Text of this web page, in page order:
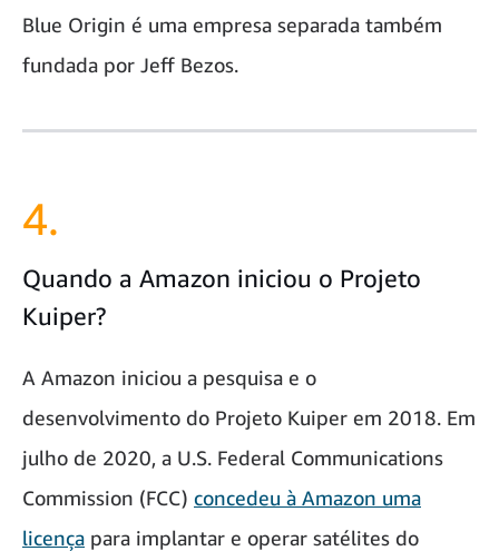
Blue Origin é uma empresa separada também
fundada por Jeff Bezos.
4.
Quando a Amazon iniciou o Projeto
Kuiper?
A Amazon iniciou a pesquisa e o
desenvolvimento do Projeto Kuiper em 2018. Em
julho de 2020, a U.S. Federal Communications
Commission (FCC) concedeu à Amazon uma
licença para implantar e operar satélites do